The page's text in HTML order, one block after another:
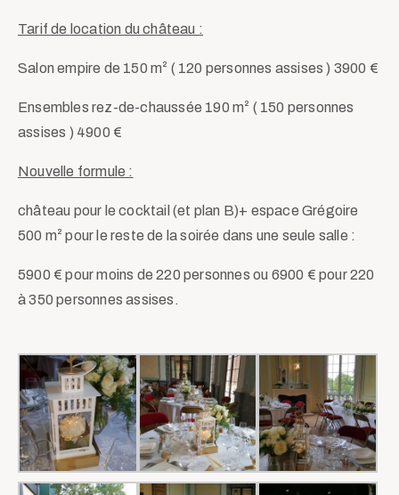
Tarif de location du château :
Salon empire de 150 m² ( 120 personnes assises ) 3900 €
Ensembles rez-de-chaussée 190 m² ( 150 personnes
assises ) 4900 €
Nouvelle formule :
château pour le cocktail (et plan B)+ espace Grégoire
500 m² pour le reste de la soirée dans une seule salle :
5900 € pour moins de 220 personnes ou 6900 € pour 220
à 350 personnes assises.